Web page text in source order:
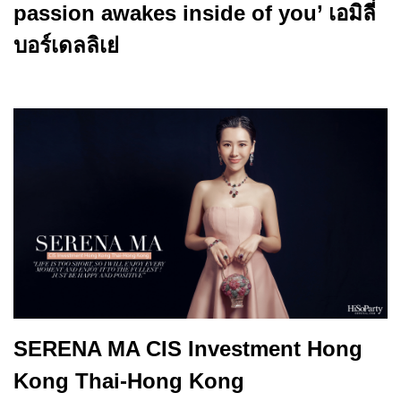
passion awakes inside of you’ เอมิลี่
บอร์เดลลิเย่
SERENA MA CIS Investment Hong
Kong Thai-Hong Kong